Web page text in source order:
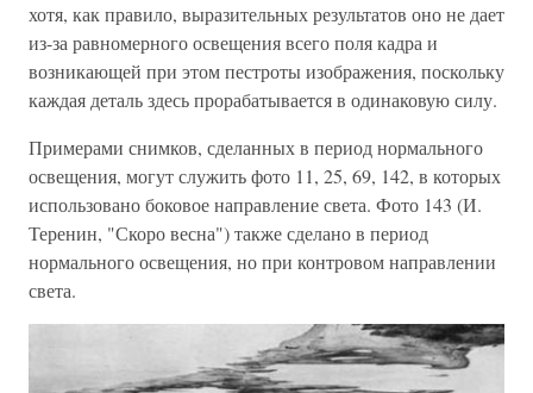
хотя, как правило, выразительных результатов оно не дает
из-за равномерного освещения всего поля кадра и
возникающей при этом пестроты изображения, поскольку
каждая деталь здесь прорабатывается в одинаковую силу.
Примерами снимков, сделанных в период нормального
освещения, могут служить фото 11, 25, 69, 142, в которых
использовано боковое направление света. Фото 143 (И.
Теренин, "Скоро весна") также сделано в период
нормального освещения, но при контровом направлении
света.